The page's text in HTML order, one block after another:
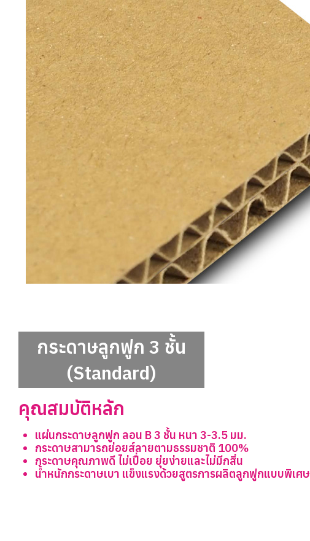
กระดาษลูกฟูก 3 ชั้น
(Standard)
คุณสมบัติหลัก
แผ่นกระดาษลูกฟูก ลอน B 3 ชั้น หนา 3-3.5 มม.
กระดาษสามารถย่อยส์ลายตามธรรมชาติ 100%
กระดาษคุณภาพดี ไม่เปื่อย ยุ่ยง่ายและไม่มีกสิ่น
น้ำหนักกระดาษเบา แข็งแรงด้วยสูตรการผลิตลูกฟูกแบบพิเศษ